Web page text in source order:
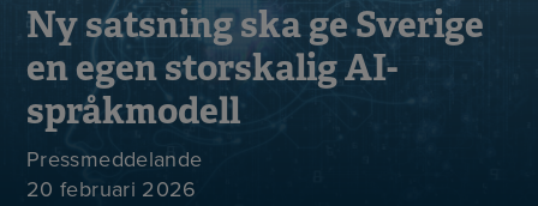
Ny satsning ska ge Sverige
en egen storskalig AI-
språkmodell
Pressmeddelande
20 februari 2026